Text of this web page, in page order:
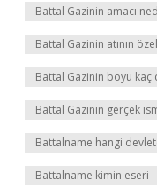
Battal Gazinin amacı
Battal Gazinin atının
Battal Gazinin boyu kaç
Battal Gazinin gerçek
Battalname hangi
Battalname kimin eseri